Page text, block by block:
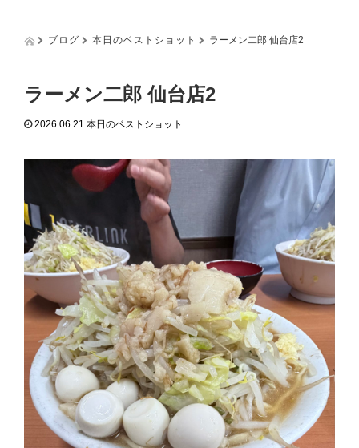
t
i
o
ブログ 本日のベストショット ラーメン二郎 仙台店2
ラーメン二郎 仙台店2
2026.06.21 本日のベストショット